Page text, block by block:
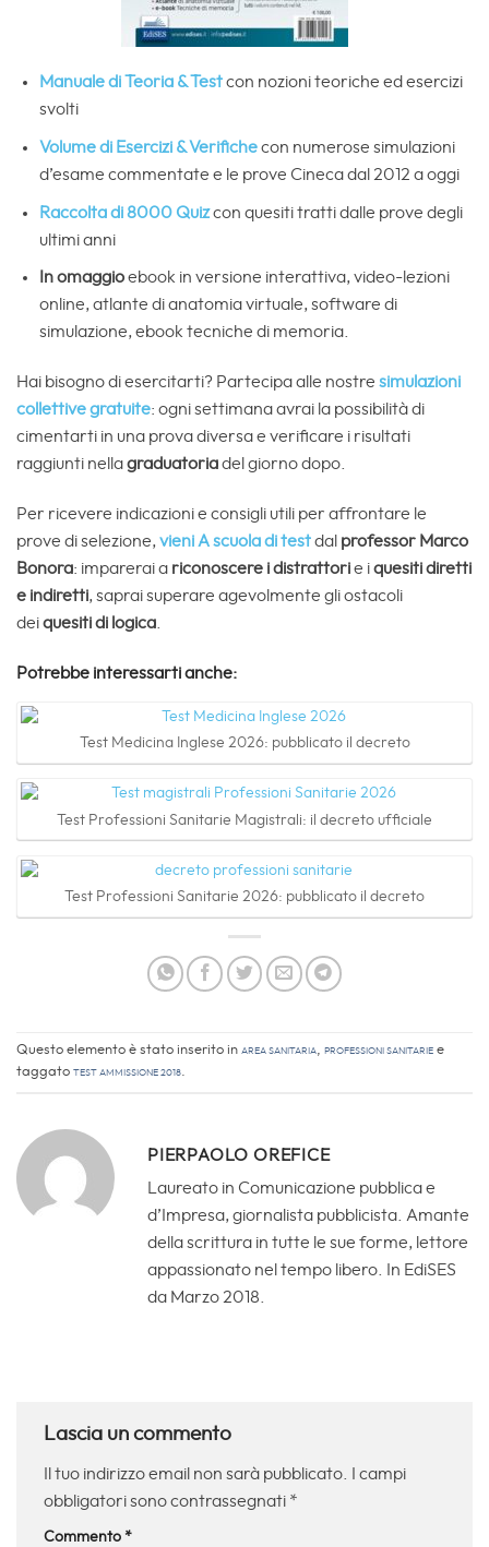
Manuale di Teoria & Test con nozioni teoriche ed esercizi
svolti
Volume di Esercizi & Verifiche con numerose simulazioni
d’esame commentate e le prove Cineca dal 2012 a oggi
Raccolta di 8000 Quizcon quesiti tratti dalle prove degli
ultimi anni
In omaggioebook in versione interattiva, video-lezioni
online, atlante di anatomia virtuale, software di
simulazione, ebook tecniche di memoria.
Hai bisogno di esercitarti? Partecipa alle nostre simulazioni
collettive gratuite: ogni settimana avrai la possibilità di
cimentarti in una prova diversa e verificare i risultati
raggiunti nellagraduatoriadel giorno dopo.
Per ricevere indicazioni e consigli utili per affrontare le
prove di selezione, vieni A scuola di testdal professor Marco
Bonora: imparerai a riconoscere i distrattorie iquesiti diretti
e indiretti, saprai superare agevolmente gli ostacoli
deiquesiti di logica
Potrebbe interessarti anche:
Test Medicina Inglese 2026: pubblicato il decreto
Test Professioni Sanitarie Magistrali: il decreto ufficiale
Test Professioni Sanitarie 2026: pubblicato il decreto
Questo elemento è stato inserito in Area sanitaria, Professioni Sanitarie e
taggato test ammissione 2018.
PIERPAOLO OREFICE
Laureato in Comunicazione pubblica e
d’Impresa, giornalista pubblicista. Amante
della scrittura in tutte le sue forme, lettore
appassionato nel tempo libero. In EdiSES
da Marzo 2018.
Lascia un commento
Il tuo indirizzo email non sarà pubblicato.
I campi
obbligatori sono contrassegnati *
Commento *